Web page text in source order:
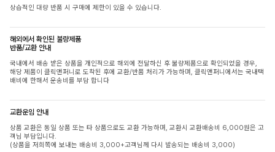
상습적인 대량 반품 시 구매에 제한이 있을 수 있습니다.
해외에서 확인된 불량제품
반품/교환 안내
국내에서 배송 받은 상품을 개인적으로 해외에 전달하신 후 불량제품으로 확인되었을 경우,
해당 제품이 클릭앤퍼니로 도착된 후에 교환/반품 처리가 가능하며, 클릭앤퍼니에서는 국내택
배비에 한해서 운송비를 부담 합니다
교환운임 안내
상품 교환은 동일 상품 또는 타 상품으로도 교환 가능하며, 교환시 교환배송비 6,000원은 고
객님 부담입니다.
(상품을 저희쪽에 보내는 배송비 3,000+고객님께 다시 발송되는 배송비 3,000)